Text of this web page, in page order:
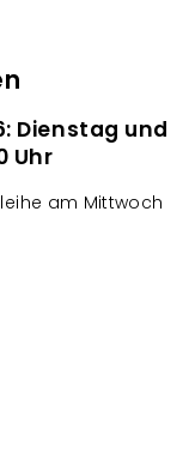
: Dienstag und
Uhr
am Mittwoch